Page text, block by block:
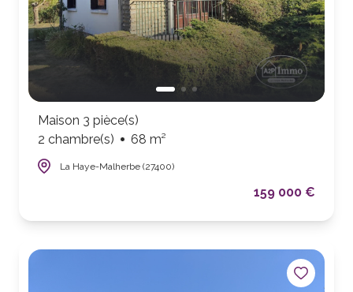
Maison 3 pièce(s)
2 chambre(s)
68 m²
La Haye-Malherbe (27400)
159 000 €